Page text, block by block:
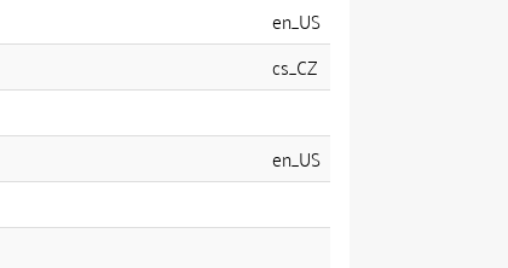
en_US
cs_CZ
en_US